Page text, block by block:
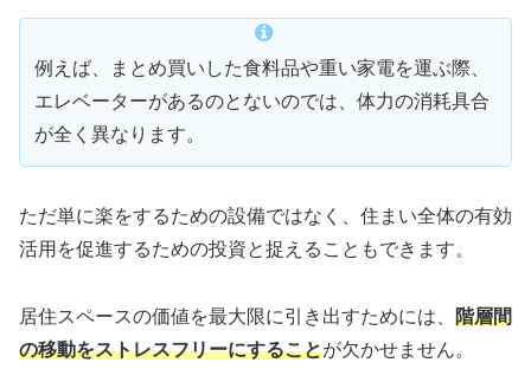
例えば、まとめ買いした食料品や重い家電を運ぶ際、
エレベーターがあるのとないのでは、体力の消耗具合
が全く異なります。
ただ単に楽をするための設備ではなく、住まい全体の有効
活用を促進するための投資と捉えることもできます。
居住スペースの価値を最大限に引き出すためには、 階層間
の移動をストレスフリーにすることが欠かせません。